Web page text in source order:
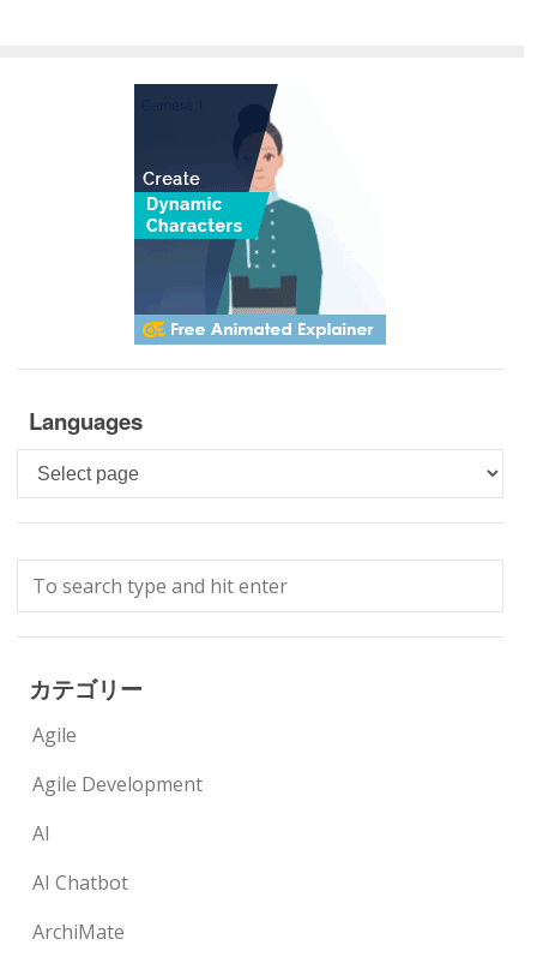
Languages
Languages
カテゴリー
Agile
Agile Development
AI
AI Chatbot
ArchiMate